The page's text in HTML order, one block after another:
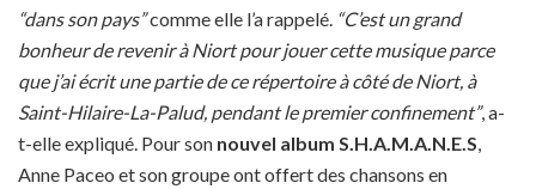
“dans son pays”comme elle l’a rappelé. “C’est un grand
bonheur de revenir à Niort pour jouer cette musique parce
que j’ai écrit une partie de ce répertoire à côté de Niort, à
Saint-Hilaire-La-Palud, pendant le premier confinement”, a-
t-elle expliqué. Pour son nouvel album S.H.A.M.A.N.E.S,
Anne Paceo et son groupe ont offert des chansons en